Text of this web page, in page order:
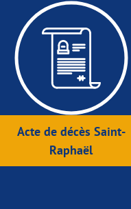
Acte de décès Saint-
Raphaël